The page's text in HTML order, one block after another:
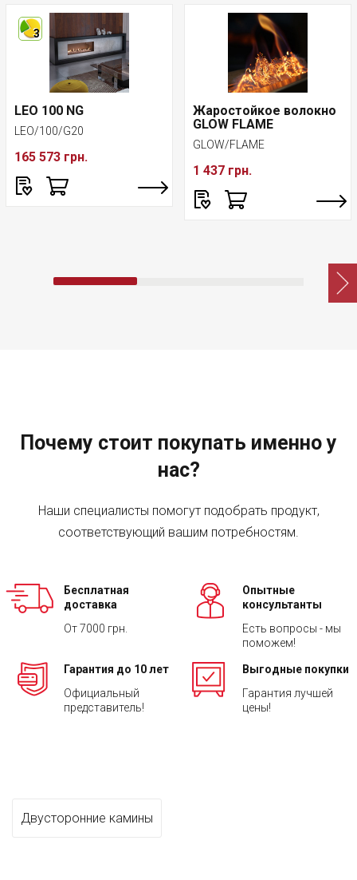
3
LEO 100 NG
LEO/100/G20
165 573 грн.
Жаростойкое волокно
GLOW FLAME
GLOW/FLAME
1 437 грн.
Почему стоит покупать именно у
нас?
Наши специалисты помогут подобрать продукт,
соответствующий вашим потребностям.
Бесплатная
доставка
От 7000 грн.
Опытные
консультанты
Есть вопросы - мы
поможем!
Гарантия до 10 лет
Официальный
представитель!
Выгодные покупки
Гарантия лучшей
цены!
Двусторонние камины